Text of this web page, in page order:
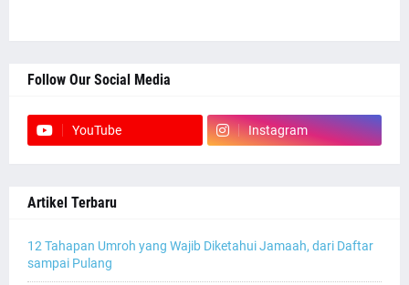
Follow Our Social Media
YouTube Instagram
Artikel Terbaru
12 Tahapan Umroh yang Wajib Diketahui Jamaah, dari Daftar
sampai Pulang